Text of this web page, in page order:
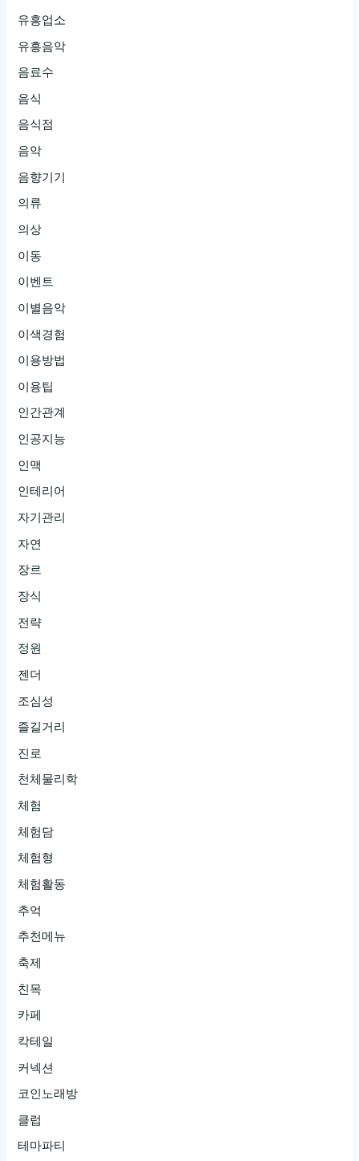
유흥업소
유흥음악
음료수
음식
음식점
음악
음향기기
의류
의상
이동
이벤트
이별음악
이색경험
이용방법
이용팁
인간관계
인공지능
인맥
인테리어
자기관리
자연
장르
장식
전략
정원
젠더
조심성
즐길거리
진로
천체물리학
체험
체험담
체험형
체험활동
추억
추천메뉴
축제
친목
카페
칵테일
커넥션
코인노래방
클럽
테마파티